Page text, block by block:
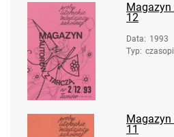
Magazyn
12
Data: 1993
Typ:
Magazyn
11